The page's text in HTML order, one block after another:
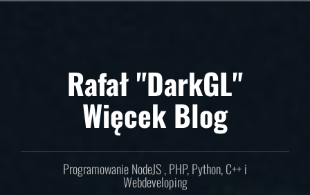
Rafał "DarkGL"
Więcek Blog
Programowanie NodeJS , PHP, Python, C++ i
Webdeveloping